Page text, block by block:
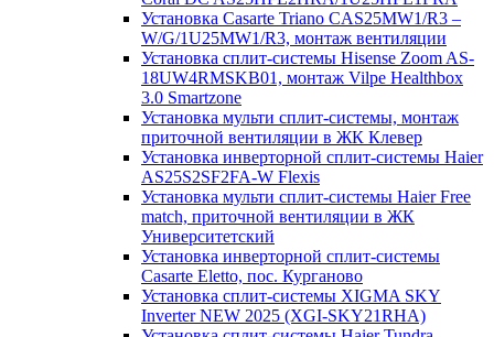
Установка Casarte Triano CAS25MW1/R3 –
W/G/1U25MW1/R3, монтаж вентиляции
Установка сплит-системы Hisense Zoom AS-
18UW4RMSKB01, монтаж Vilpe Healthbox
3.0 Smartzone
Установка мульти сплит-системы, монтаж
приточной вентиляции в ЖК Клевер
Установка инверторной сплит-системы Haier
AS25S2SF2FA-W Flexis
Установка мульти сплит-системы Haier Free
match, приточной вентиляции в ЖК
Университетский
Установка инверторной сплит-системы
Casarte Eletto, пос. Курганово
Установка сплит-системы XIGMA SKY
Inverter NEW 2025 (XGI-SKY21RHA)